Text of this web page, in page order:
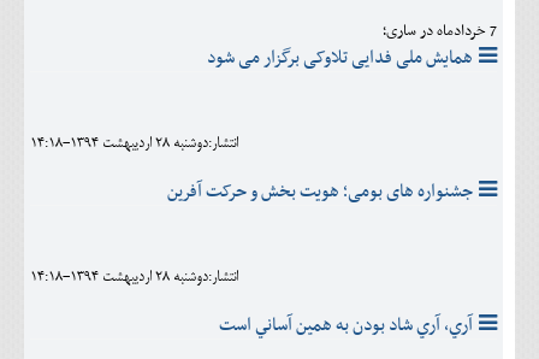
7 خردادماه در ساری؛
همایش ملی فدایی تلاوکی برگزار می شود
انتشار:دوشنبه 28 ارديبهشت 1394-14:18
جشنواره های بومی؛ هویت بخش و حرکت آفرین
انتشار:دوشنبه 28 ارديبهشت 1394-14:18
آري، آري شاد بودن به همين آساني است